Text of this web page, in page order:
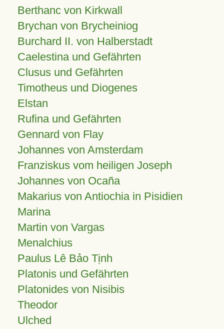
Berthanc von Kirkwall
Brychan von Brycheiniog
Burchard II. von Halberstadt
Caelestina und Gefährten
Clusus und Gefährten
Timotheus und Diogenes
Elstan
Rufina und Gefährten
Gennard von Flay
Johannes von Amsterdam
Franziskus vom heiligen Joseph
Johannes von Ocaña
Makarius von Antiochia in Pisidien
Marina
Martin von Vargas
Menalchius
Paulus Lê Bảo Tịnh
Platonis und Gefährten
Platonides von Nisibis
Theodor
Ulched